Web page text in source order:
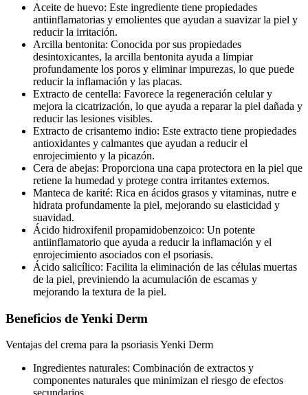
Aceite de huevo: Este ingrediente tiene propiedades
antiinflamatorias y emolientes que ayudan a suavizar la piel y
reducir la irritación.
Arcilla bentonita: Conocida por sus propiedades
desintoxicantes, la arcilla bentonita ayuda a limpiar
profundamente los poros y eliminar impurezas, lo que puede
reducir la inflamación y las placas.
Extracto de centella: Favorece la regeneración celular y
mejora la cicatrización, lo que ayuda a reparar la piel dañada y
reducir las lesiones visibles.
Extracto de crisantemo indio: Este extracto tiene propiedades
antioxidantes y calmantes que ayudan a reducir el
enrojecimiento y la picazón.
Cera de abejas: Proporciona una capa protectora en la piel que
retiene la humedad y protege contra irritantes externos.
Manteca de karité: Rica en ácidos grasos y vitaminas, nutre e
hidrata profundamente la piel, mejorando su elasticidad y
suavidad.
Ácido hidroxifenil propamidobenzoico: Un potente
antiinflamatorio que ayuda a reducir la inflamación y el
enrojecimiento asociados con el psoriasis.
Ácido salicílico: Facilita la eliminación de las células muertas
de la piel, previniendo la acumulación de escamas y
mejorando la textura de la piel.
Beneficios de Yenki Derm
Ventajas del crema para la psoriasis Yenki Derm
Ingredientes naturales: Combinación de extractos y
componentes naturales que minimizan el riesgo de efectos